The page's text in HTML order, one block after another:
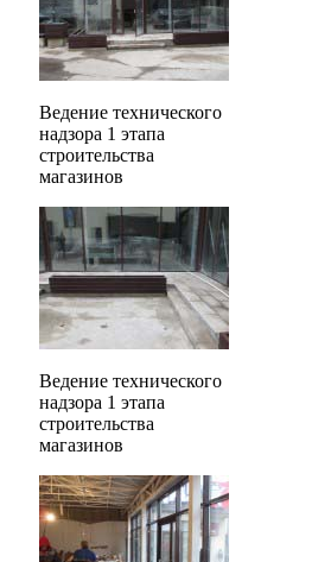
Ведение технического
надзора 1 этапа
строительства
магазинов
Ведение технического
надзора 1 этапа
строительства
магазинов